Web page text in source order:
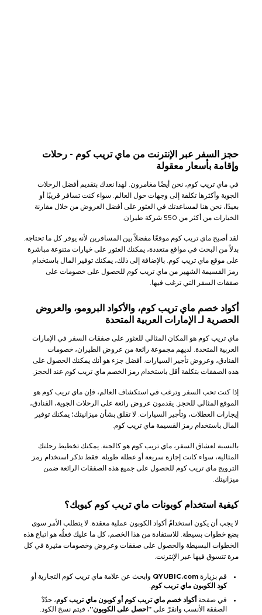
حجز السفر عبر الإنترنت من ماي تريب كوم - رحلات
وإقامة بأسعار معقولة
في ماي تريب كوم، نحن أيضًا مغامرون. لهذا نعدك بتقديم أفضل الرحلات
الجوية وأكثرها تكلفة إلى وجهات حول العالم. سواء كنت تسافر قريبًا أو
بعيدًا، نحن هنا لمساعدتك في العثور على أفضل العروض من خلال مقارنة
الخيارات من أكثر من 550 شركة طيران.
لقد أصبح ماي تريب كوم موقعًا مفضلاً بين المسافرين لأنه يوفر كل ما تحتاجه.
بدلاً من البحث في مواقع متعددة، يمكنك العثور على خيارات متنوعة مباشرة
على موقع ماي تريب كوم. بالإضافة إلى ذلك، يمكنك توفير المال باستخدام
رمز القسيمة الشهير من ماي تريب كوم للحصول على خصومات على
صفقات السفر التي ترغب فيها.
أكواد خصم ماي تريب كوم، والأكواد البرومو، والعروض
الحصرية لـ الإمارات العربية المتحدة
ماي تريب كوم هو المكان المثالي للعثور على صفقات السفر في الإمارات
العربية المتحدة. لديهم مجموعة رائعة من عروض الطيران، خصومات
الفنادق، وعروض تأجير السيارات. أفضل جزء هو أنك يمكنك الحصول على
هذه الصفقات بتكلفة أقل باستخدام رمز الخصم ماي تريب كوم عند الحجز.
إذا كنت تحب السفر وترغب في استكشاف العالم، فإن ماي تريب كوم هو
الموقع المثالي للحجز. يقدمون عروض رائعة على الرحلات الجوية، الفنادق،
إيجارات العطلات، وتأجير السيارات. لا تقلق بشأن ميزانيتك؛ يمكنك توفير
المال باستخدام رمز القسيمة ماي تريب كوم.
بالنسبة لعشاق السفر، ماي تريب كوم هو كالجنة. يمكنك تخطيط رحلتك
المثالية، سواء كانت إجازة سريعة أو عطلة طويلة. فقط تذكر استخدام رمز
الترويج ماي تريب كوم للحصول على جميع هذه الصفقات الرائعة ضمن
ميزانيتك.
كيفية استخدام كوبونات ماي تريب كوم كيوبك؟
لا يجب أن يكون استخدامُ أكواد الكوبون عملية معقدة. لا يتطلب الأمر سوى
بضع خطوات بسيطة. للاستفادة من هذا الخصم، كل ما عليك فعلُه هو اتباع هذه
الخطوات البسيطة والحصول على صفقات وعروض وخصومات مثيرة في كل
مرة تتسوق فيها عبر الإنترنت.
قم بزيارة QYUBIC.com وابحث عن علامة ماي تريب كوم التجارية أو
كود الكوبون ماي تريب كوم
في صفحة أكواد خصم ماي تريب كوم أو كوبون ماي تريب كوم، حدّدْ
الصفقة الأنسب وانقرْ على "احصل على الكوبون"، فيتم نسخ الكود.